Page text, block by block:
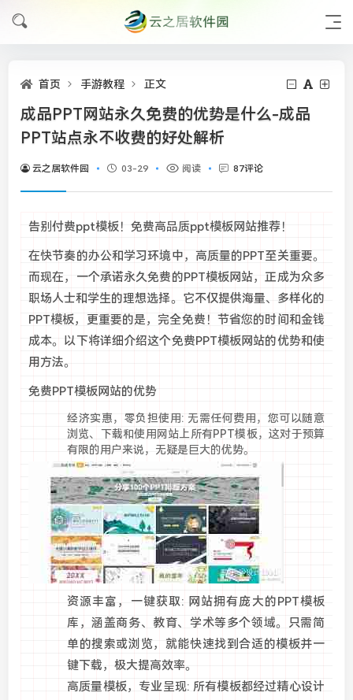
首页 手游教程 正文
成品PPT网站永久免费的优势是什么-成品
PPT站点永不收费的好处解析
云之居软件园 03-29 阅读 87评论
告别付费ppt模板！免费高品质ppt模板网站推荐！
在快节奏的办公和学习环境中，高质量的PPT至关重要。
而现在，一个承诺永久免费的PPT模板网站，正成为众多
职场人士和学生的理想选择。它不仅提供海量、多样化的
PPT模板，更重要的是，完全免费！节省您的时间和金钱
成本。以下将详细介绍这个免费PPT模板网站的优势和使
用方法。
免费PPT模板网站的优势
经济实惠，零负担使用: 无需任何费用，您可以随意
浏览、下载和使用网站上所有PPT模板，这对于预算
有限的用户来说，无疑是巨大的优势。
资源丰富，一键获取: 网站拥有庞大的PPT模板
库，涵盖商务、教育、学术等多个领域。只需简
单的搜索或浏览，就能快速找到合适的模板并一
键下载，极大提高效率。
高质量模板，专业呈现: 所有模板都经过精心设计